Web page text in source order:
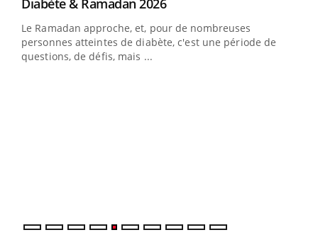
Youtube
Le Ramadan approche, et, pour de nombreuses
personnes atteintes de diabète, c'est une période de
questions, de défis, mais ...
Youtube
Un établissement lié à un groupe mutualiste innove en
matière de bilan de santé : l'utilisation d'un « jumeau